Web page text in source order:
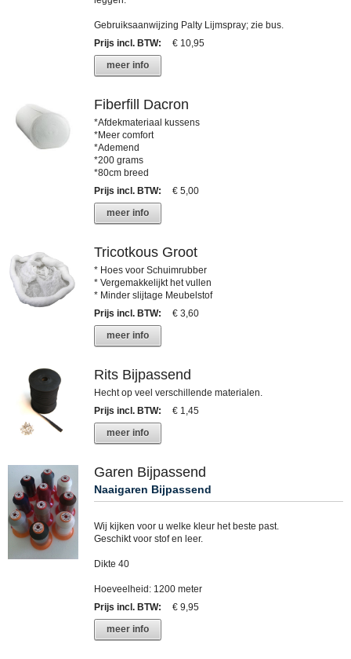
Gebruiksaanwijzing Palty Lijmspray; zie bus.
Prijs incl. BTW:
€ 10,95
meer info
Fiberfill Dacron
*Afdekmateriaal kussens
*Meer comfort
*Ademend
*200 grams
*80cm breed
Prijs incl. BTW:
€ 5,00
meer info
Tricotkous Groot
* Hoes voor Schuimrubber
* Vergemakkelijkt het vullen
* Minder slijtage Meubelstof
Prijs incl. BTW:
€ 3,60
meer info
Rits Bijpassend
Hecht op veel verschillende materialen.
Prijs incl. BTW:
€ 1,45
meer info
Garen Bijpassend
Naaigaren Bijpassend
Wij kijken voor u welke kleur het beste past.
Geschikt voor stof en leer.
Dikte 40
Hoeveelheid: 1200 meter
Prijs incl. BTW:
€ 9,95
meer info